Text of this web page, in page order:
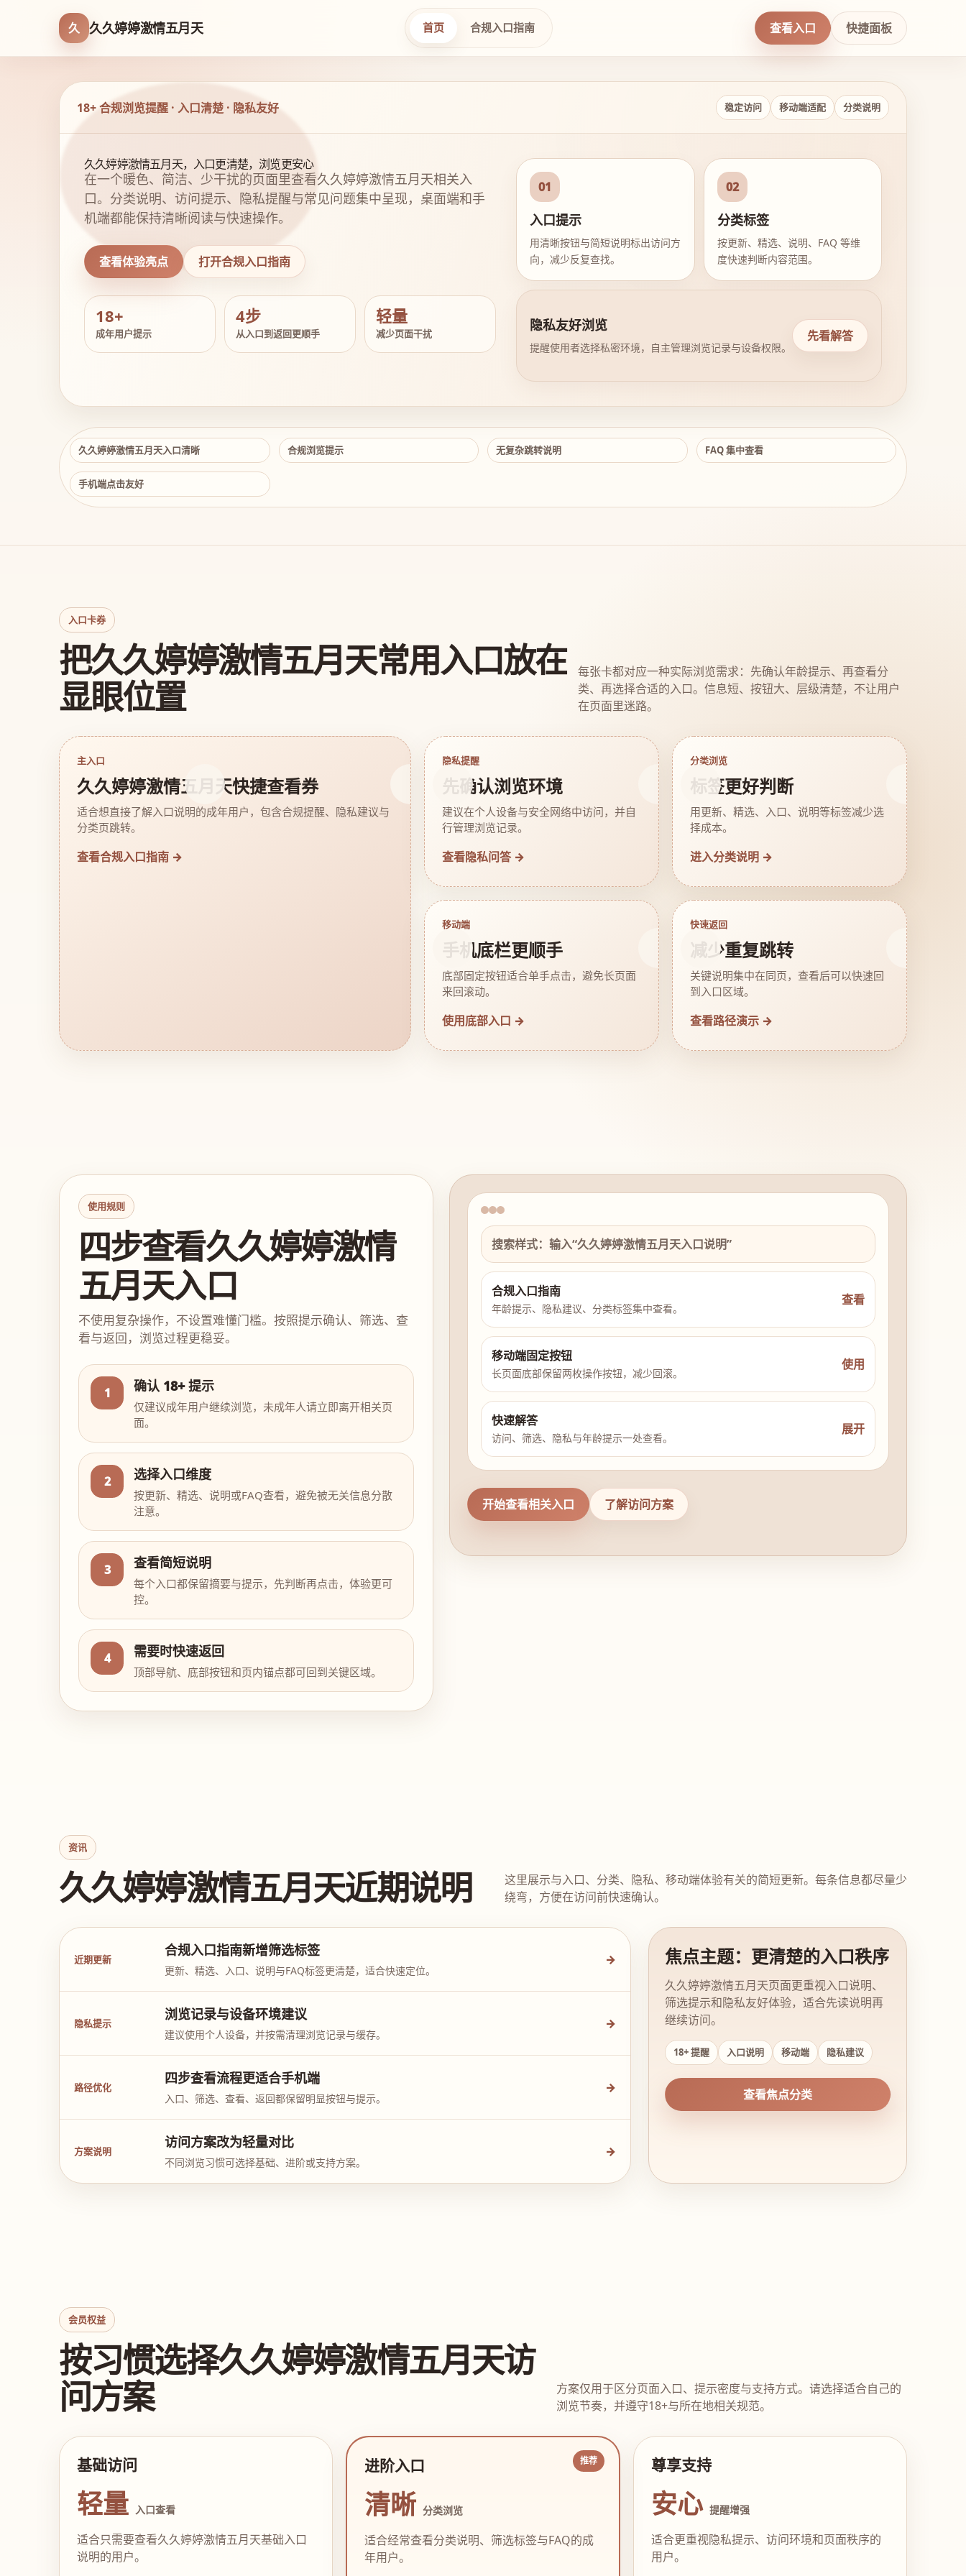
久 久久婷婷激情五月天 首页 合规入口指南 查看入口 快捷面板
18+ 合规浏览提醒 · 入口清楚 · 隐私友好 稳定访问 移动端适配 分类说明
久久婷婷激情五月天，入口更清楚，浏览更安心
在一个暖色、简洁、少干扰的页面里查看久久婷婷激情五月天相关入
口。分类说明、访问提示、隐私提醒与常见问题集中呈现，桌面端和手
机端都能保持清晰阅读与快速操作。
查看体验亮点 打开合规入口指南
18+
成年用户提示
4步
从入口到返回更顺手
轻量
减少页面干扰
01
入口提示
用清晰按钮与简短说明标出访问方
向，减少反复查找。
02
分类标签
按更新、精选、说明、FAQ 等维
度快速判断内容范围。
隐私友好浏览
提醒使用者选择私密环境，自主管理浏览记录与设备权限。
先看解答
久久婷婷激情五月天入口清晰 合规浏览提示 无复杂跳转说明 FAQ 集中查看
手机端点击友好
入口卡券
把久久婷婷激情五月天常用入口放在
显眼位置
每张卡都对应一种实际浏览需求：先确认年龄提示、再查看分
类、再选择合适的入口。信息短、按钮大、层级清楚，不让用户
在页面里迷路。
主入口
久久婷婷激情五月天快捷查看券
适合想直接了解入口说明的成年用户，包含合规提醒、隐私建议与
分类页跳转。
查看合规入口指南 →
隐私提醒
先确认浏览环境
建议在个人设备与安全网络中访问，并自
行管理浏览记录。
查看隐私问答 →
分类浏览
标签更好判断
用更新、精选、入口、说明等标签减少选
择成本。
进入分类说明 →
移动端
手机底栏更顺手
底部固定按钮适合单手点击，避免长页面
来回滚动。
使用底部入口 →
快速返回
减少重复跳转
关键说明集中在同页，查看后可以快速回
到入口区域。
查看路径演示 →
使用规则
四步查看久久婷婷激情
五月天入口
不使用复杂操作，不设置难懂门槛。按照提示确认、筛选、查
看与返回，浏览过程更稳妥。
1 确认 18+ 提示
仅建议成年用户继续浏览，未成年人请立即离开相关页
面。
2 选择入口维度
按更新、精选、说明或FAQ查看，避免被无关信息分散
注意。
3 查看简短说明
每个入口都保留摘要与提示，先判断再点击，体验更可
控。
4 需要时快速返回
顶部导航、底部按钮和页内锚点都可回到关键区域。
搜索样式：输入“久久婷婷激情五月天入口说明”
合规入口指南
年龄提示、隐私建议、分类标签集中查看。
查看
移动端固定按钮
长页面底部保留两枚操作按钮，减少回滚。
使用
快速解答
访问、筛选、隐私与年龄提示一处查看。
展开
开始查看相关入口 了解访问方案
资讯
久久婷婷激情五月天近期说明
这里展示与入口、分类、隐私、移动端体验有关的简短更新。每条信息都尽量少
绕弯，方便在访问前快速确认。
近期更新
合规入口指南新增筛选标签
更新、精选、入口、说明与FAQ标签更清楚，适合快速定位。
→
隐私提示
浏览记录与设备环境建议
建议使用个人设备，并按需清理浏览记录与缓存。
→
路径优化
四步查看流程更适合手机端
入口、筛选、查看、返回都保留明显按钮与提示。
→
方案说明
访问方案改为轻量对比
不同浏览习惯可选择基础、进阶或支持方案。
→
焦点主题：更清楚的入口秩序
久久婷婷激情五月天页面更重视入口说明、
筛选提示和隐私友好体验，适合先读说明再
继续访问。
18+ 提醒 入口说明 移动端 隐私建议
查看焦点分类
会员权益
按习惯选择久久婷婷激情五月天访
问方案
方案仅用于区分页面入口、提示密度与支持方式。请选择适合自己的
浏览节奏，并遵守18+与所在地相关规范。
基础访问
轻量 入口查看
适合只需要查看久久婷婷激情五月天基础入口
说明的用户。
进阶入口
清晰分类浏览
适合经常查看分类说明、筛选标签与FAQ的成
年用户。
尊享支持
安心 提醒增强
适合更重视隐私提示、访问环境和页面秩序的
用户。